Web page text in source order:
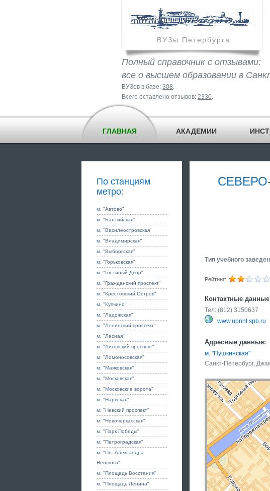
ВУЗы Петербурга
Полный справочник с отзывами:
все о высшем образовании в
ВУЗов в базе: 308.
Всего оставлено отзывов: 2330.
ГЛАВНАЯ АКАДЕМИИ
По станциям
метро:
м. "Автово"
м. "Балтийская"
м. "Василеостровская"
м. "Владимирская"
м. "Выборгская"
м. "Горьковская"
м. "Гостиный Двор"
м. "Гражданский проспект"
м. "Крестовский Остров"
м. "Купчино"
м. "Ладожская"
м. "Ленинский проспект"
м. "Лесная"
м. "Лиговский проспект"
м. "Ломоносовская"
м. "Маяковская"
м. "Московская"
м. "Московские ворота"
м. "Нарвская"
м. "Невский проспект"
м. "Новочеркасская"
м. "Парк Победы"
м. "Петроградская"
м. "Пл. Александра
Невского"
м. "Площадь Восстания"
м. "Площадь Ленина"
Тип учебного
Рейтинг:
Контактные
Тел: (812) 3150637
www.uprint.spb.ru
Адресные данные:
м. "Пушкинская"
Санкт-Петербург,